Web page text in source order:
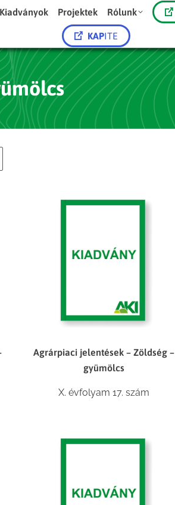
Kiadványok Projektek Rólunk
KAPITE
Agrárpiaci jelentések – Zöldség –
gyümölcs
X. évfolyam 17. szám